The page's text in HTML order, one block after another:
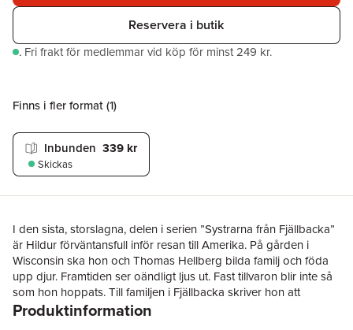
Reservera i butik
. Fri frakt för medlemmar vid köp för minst 249 kr.
Finns i fler format (1)
Inbunden 339 kr
Skickas
I den sista, storslagna, delen i serien ”Systrarna från Fjällbacka”
är Hildur förväntansfull inför resan till Amerika. På gården i
Wisconsin ska hon och Thomas Hellberg bilda familj och föda
upp djur. Framtiden ser oändligt ljus ut. Fast tillvaron blir inte så
som hon hoppats. Till familjen i Fjällbacka skriver hon att
Thomas är en underbar make och far. Inget kunde vara längre
Produktinformation